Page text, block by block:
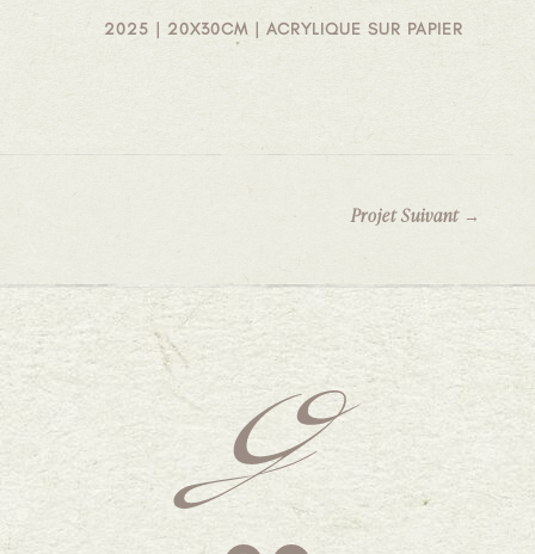
2025 | 20X30CM | ACRYLIQUE SUR PAPIER
Projet Suivant→